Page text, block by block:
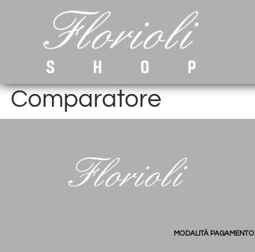
Comparatore
MODALITÀ PAGAMENTO